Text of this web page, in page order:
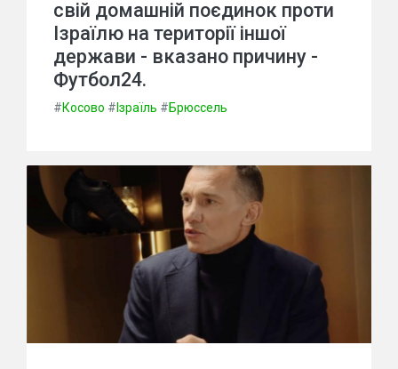
свій домашній поєдинок проти
Ізраїлю на території іншої
держави - вказано причину -
Футбол24.
#Косово # Ізраїль #Брюссель